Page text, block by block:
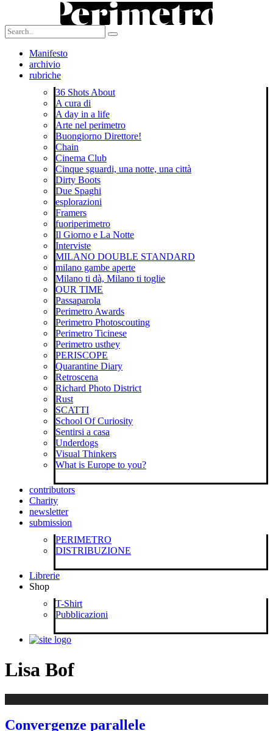
Manifesto
archivio
rubriche
36 Shots About
A cura di
A day in a life
Arte nel perimetro
Buongiorno Direttore!
Chain
Cinema Club
Cinque sguardi, una notte, una città
Dirty Boots
Due Spaghi
esplorazioni
Framers
fuoriperimetro
Il Giorno e La Notte
Interviste
MILANO DOUBLE STANDARD
milano gambe aperte
Milano ti dà, Milano ti toglie
OUR TIME
Passaparola
Perimetro Awards
Perimetro Photoscouting
Perimetro Ticinese
Perimetro usthey
PERISCOPE
Quarantine Diary
Retroscena
Richard Photo District
Rust
SCATTI
School Of Curiosity
Sentirsi a casa
Underdogs
Visual Thinkers
What is Europe to you?
contributors
Charity
newsletter
submission
PERIMETRO
DISTRIBUZIONE
Librerie
Shop
T-Shirt
Pubblicazioni
Lisa Bof
Convergenze parallele